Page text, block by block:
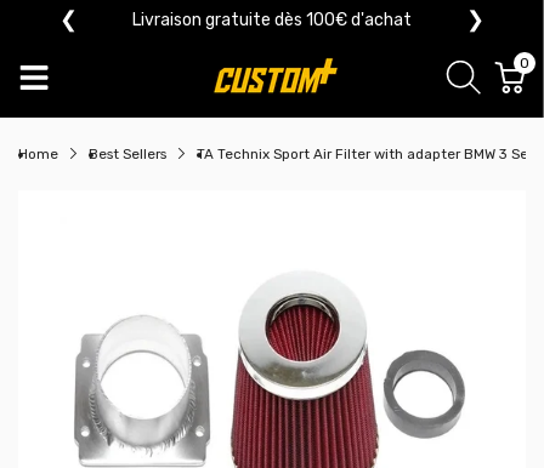
❮ Livraison gratuite dès 100€ d'achat ❯
0
Home Best Sellers TA Technix Sport Air Filter with adapter BMW 3